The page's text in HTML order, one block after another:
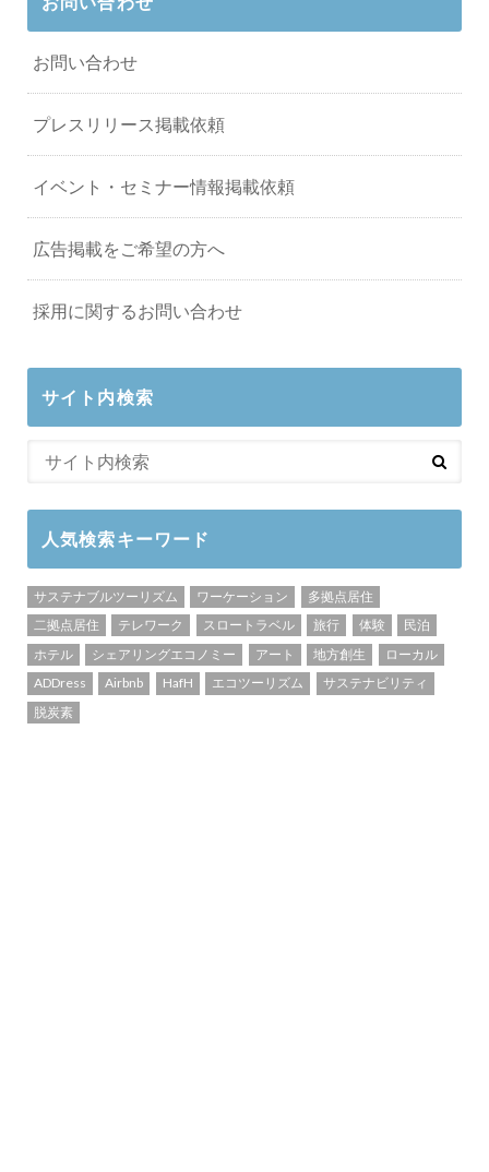
お問い合わせ
プレスリリース掲載依頼
イベント・セミナー情報掲載依頼
広告掲載をご希望の方へ
採用に関するお問い合わせ
サイト内検索
人気検索キーワード
サステナブルツーリズム ワーケーション
多拠点居住
二拠点居住
テレワーク スロートラベル 旅行 体験
民泊
ホテル
シェアリングエコノミー アート 地方創生
ローカル
ADDress
Airbnb HafH エコツーリズム
サステナビリティ
脱炭素